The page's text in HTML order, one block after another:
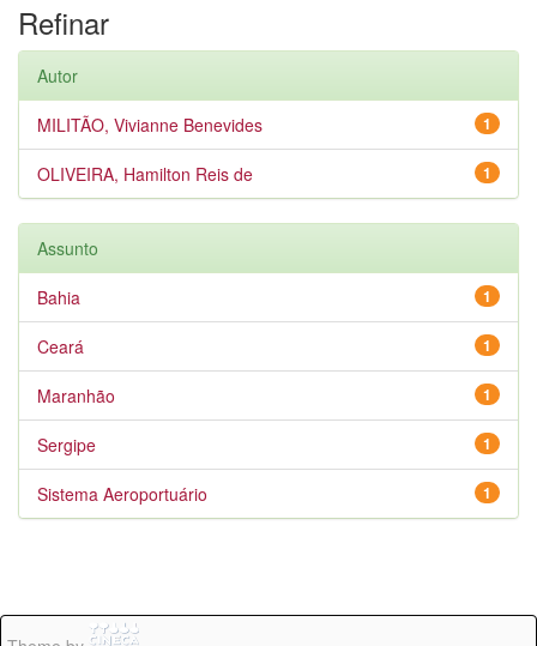
Refinar
Autor
1
MILITÃO, Vivianne Benevides
1
OLIVEIRA, Hamilton Reis de
Assunto
1
Bahia
1
Ceará
1
Maranhão
1
Sergipe
1
Sistema Aeroportuário